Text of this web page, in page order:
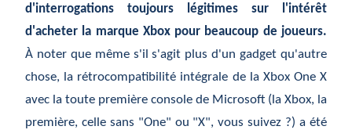
d'interrogations toujours légitimes sur l'intérêt
d'acheter la marque Xbox pour beaucoup de joueurs.
À noter que même s'il s'agit plus d'un gadget qu'autre
chose, la rétrocompatibilité intégrale de la Xbox One X
avec la toute première console de Microsoft (la Xbox, la
première, celle sans "One" ou "X", vous suivez ?) a été